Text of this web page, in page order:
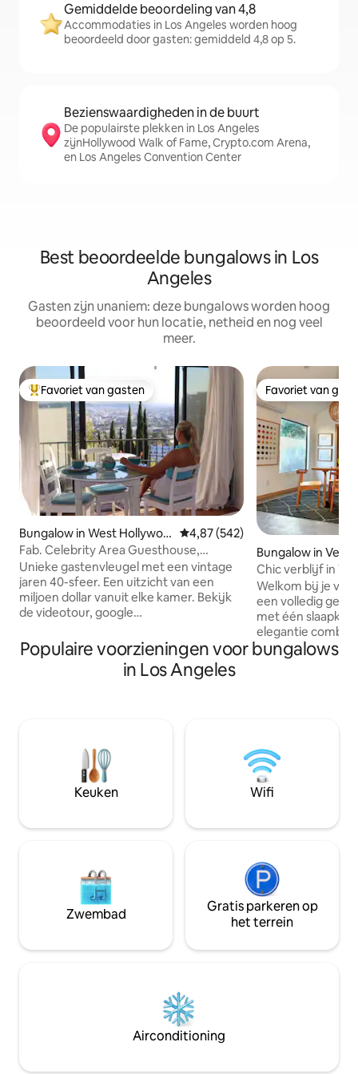
Gemiddelde beoordeling van 4,8
Accommodaties in Los Angeles worden hoog
beoordeeld door gasten: gemiddeld 4,8 op 5.
Bezienswaardigheden in de buurt
De populairste plekken in Los Angeles
zijnHollywood Walk of Fame, Crypto.com Arena,
en Los Angeles Convention Center
Best beoordeelde bungalows in Los
Angeles
Gasten zijn unaniem: deze bungalows worden hoog
beoordeeld voor hun locatie, netheid en nog veel
meer.
Topfavoriet van gasten
Favoriet van gasten
Bungalow in West Hollywoo
d
Gemiddelde beoordeling van
4,87 (542)
Fab. Celebrity Area Guesthouse,
geweldig uitzicht/zwembad
Unieke gastenvleugel met een vintage
jaren 40-sfeer. Een uitzicht van een
miljoen dollar vanuit elke kamer. Bekijk
de videotour, google
boekt. Populaire wijk voor
beroemdheden op een heuvel, op
loopafstand van geweldige
oktober. Je kunt daar blijven. Het pand
werkt voor 100% op zonne-energie. EV-
oplader beschikbaar. Gratis parkeren op
straat, 24 uur per dag. Geen
toegestaan). Zie de huisregels. Dit is een
Favoriet van
Favoriet van
Bungalow in
Chic verblijf in
aan het strand
Welkom bij je
een volledig
met één
elegantie
gemoedelijkheid.
eigen
babyvriendelijk:
speelgoed (op aanvraag) -5
het strand, 2
en 20 minuten
Populaire voorzieningen voor bungalows
in Los Angeles
Keuken Wifi
Zwembad
Gratis parkeren op
het terrein
Airconditioning